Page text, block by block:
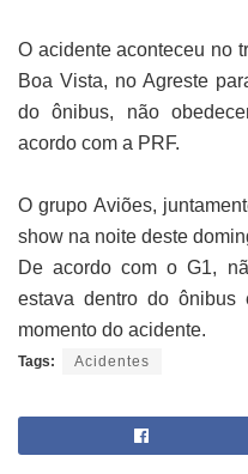
O acidente aconteceu no
Boa Vista, no Agreste
do ônibus, não
acordo com a PRF.
O grupo Aviões,
show na noite deste
De acordo com o G1,
estava dentro do
momento do acidente.
Tags: Acidentes